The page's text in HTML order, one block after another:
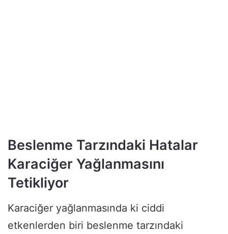
Beslenme Tarzındaki Hatalar
Karaciğer Yağlanmasını
Tetikliyor
Karaciğer yağlanmasında ki ciddi
etkenlerden biri beslenme tarzındaki